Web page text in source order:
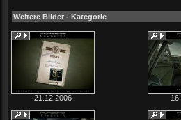
Weitere Bilder - Kategorie
21.12.2006